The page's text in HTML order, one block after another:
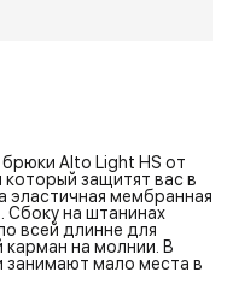
Alto Light HS от
который защитят вас в
эластичная мембранная
Сбоку на штанинах
всей длинне для
на молнии. В
мало места в